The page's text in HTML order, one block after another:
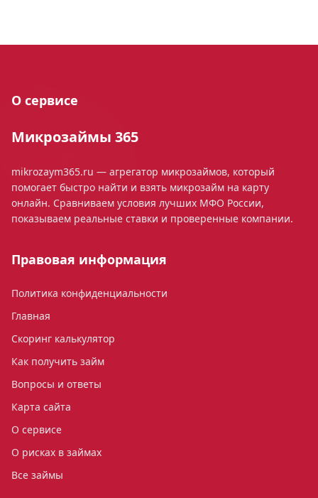
О сервисе
Микрозаймы 365
mikrozaym365.ru — агрегатор микрозаймов, который
помогает быстро найти и взять микрозайм на карту
онлайн. Сравниваем условия лучших МФО России,
показываем реальные ставки и проверенные компании.
Правовая информация
Политика конфиденциальности
Главная
Скоринг калькулятор
Как получить займ
Вопросы и ответы
Карта сайта
О сервисе
О рисках в займах
Все займы